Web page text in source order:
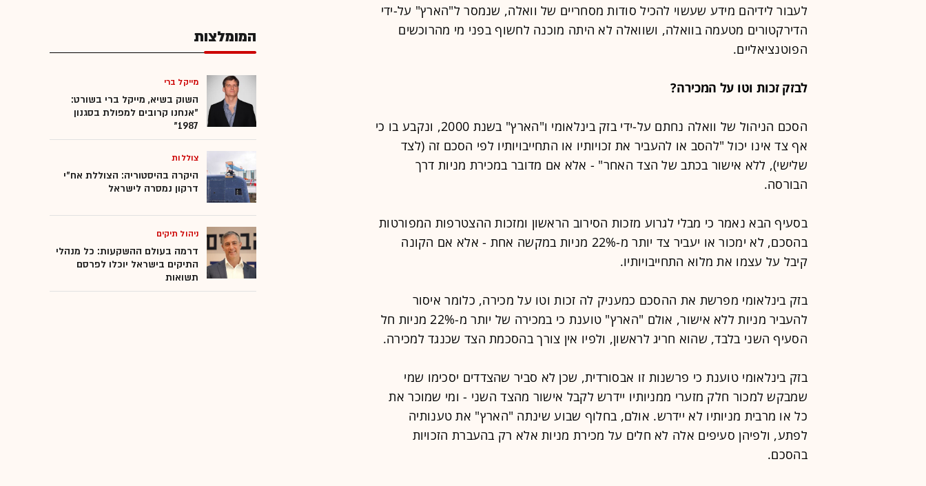
לעבור לידיהם מידע שעשוי להכיל סודות מסחריים של וואלה, שנמסר ל"הארץ" על-ידי
הדירקטורים מטעמה בוואלה, ושוואלה לא היתה מוכנה לחשוף בפני מי מהרוכשים
הפוטנציאליים.
לבזק זכות וטו על המכירה?
הסכם הניהול של וואלה נחתם על-ידי בזק בינלאומי ו"הארץ" בשנת 2000, ונקבע בו כי
אף צד אינו יכול "להסב או להעביר את זכויותיו או התחייבויותיו לפי הסכם זה (לצד
שלישי), ללא אישור בכתב של הצד האחר" - אלא אם מדובר במכירת מניות דרך
הבורסה.
בסעיף הבא נאמר כי מבלי לגרוע מזכות הסירוב הראשון ומזכות ההצטרפות המפורטות
בהסכם, לא ימכור או יעביר צד יותר מ-22% מניות במקשה אחת - אלא אם הקונה
קיבל על עצמו את מלוא התחייבויותיו.
בזק בינלאומי מפרשת את ההסכם כמעניק לה זכות וטו על מכירה, כלומר איסור
להעביר מניות ללא אישור, אולם "הארץ" טוענת כי במכירה של יותר מ-22% מניות חל
הסעיף השני בלבד, שהוא חריג לראשון, ולפיו אין צורך בהסכמת הצד שכנגד למכירה.
בזק בינלאומי טוענת כי פרשנות זו אבסורדית, שכן לא סביר שהצדדים יסכימו שמי
שמבקש למכור חלק מזערי ממניותיו יידרש לקבל אישור מהצד השני - ומי שמוכר את
כל או מרבית מניותיו לא יידרש. אולם, בחלוף שבוע שינתה "הארץ" את טענותיה
לפתע, ולפיהן סעיפים אלה לא חלים על מכירת מניות אלא רק בהעברת הזכויות
בהסכם.
המומלצות
מייקל ברי
השוק בשיא, מייקל ברי בשורט:
"אנחנו קרובים למפולת בסגנון
1987"
צוללות
היקרה בהיסטוריה: הצוללת אח"י
דרקון נמסרה לישראל
ניהול תיקים
דרמה בעולם ההשקעות: כל מנהלי
התיקים בישראל יוכלו לפרסם
תשואות